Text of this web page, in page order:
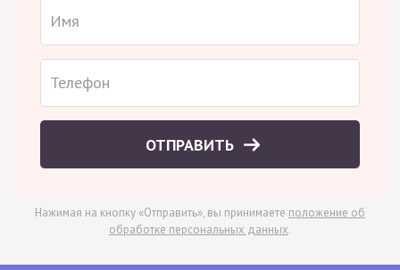
ОТПРАВИТЬ
Нажимая на кнопку «Отправить», вы принимаете положение об
обработке персональных данных.